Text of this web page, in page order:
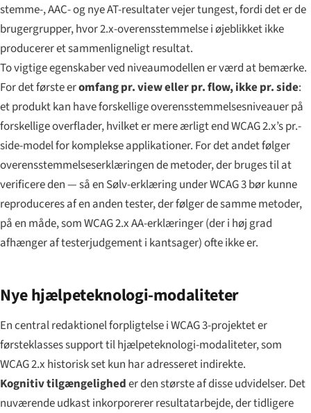
stemme-, AAC- og nye AT-resultater vejer tungest, fordi det er de
brugergrupper, hvor 2.x-overensstemmelse i øjeblikket ikke
producerer et sammenligneligt resultat.
To vigtige egenskaber ved niveau­modellen er værd at bemærke.
For det første eromfang pr. view eller pr. flow, ikke pr. side:
et produkt kan have forskellige overensstemmelses­niveauer på
forskellige overflader, hvilket er mere ærligt end WCAG 2.x’s pr.-
side-model for komplekse applikationer. For det andet følger
overensstemmelses­erklæringen de metoder, der bruges til at
verificere den — så en Sølv-erklæring under WCAG 3 bør kunne
reproduceres af en anden tester, der følger de samme metoder,
på en måde, som WCAG 2.x AA-erklæringer (der i høj grad
afhænger af testerjudgement i kantsager) ofte ikke er.
Nye hjælpeteknologi-modaliteter
En central redaktionel forpligtelse i WCAG 3-projektet er
førsteklasses support til hjælpeteknologi-modaliteter, som
WCAG 2.x historisk set kun har adresseret indirekte.
Kognitiv tilgængeligheder den største af disse udvidelser. Det
nuværende udkast inkorporerer resultatarbejde, der tidligere